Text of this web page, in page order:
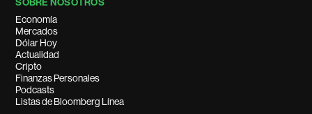
SOBRE NOSOTROS
Economía
Mercados
Dólar Hoy
Actualidad
Cripto
Finanzas Personales
Podcasts
Listas de Bloomberg Línea